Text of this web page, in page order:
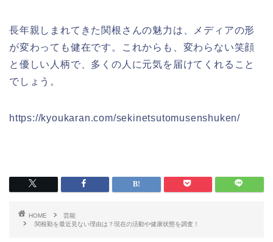
長年親しまれてきた関根さんの魅力は、メディアの形
が変わっても健在です。これからも、変わらない笑顔
と優しい人柄で、多くの人に元気を届けてくれること
でしょう。
https://kyoukaran.com/sekinetsutomusenshuken/
HOME
芸能
関根勤を最近見ない理由は？現在の活動や健康状態を調査！